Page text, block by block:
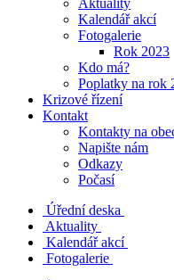
Aktuality
Kalendář akcí
Fotogalerie
Rok 2023
Kdo má?
Poplatky na rok
Krizové řízení
Kontakt
Kontakty na
Napište nám
Odkazy
Počasí
Úřední deska
Aktuality
Kalendář akcí
Fotogalerie